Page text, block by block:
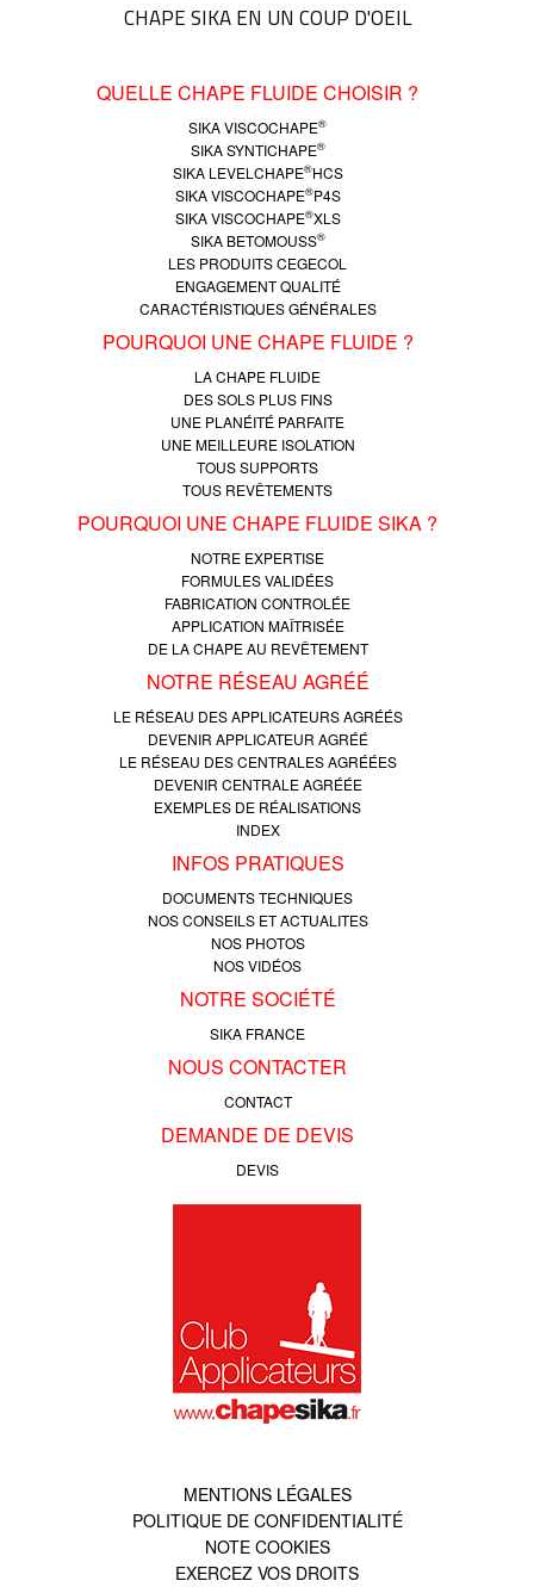
CHAPE SIKA EN UN COUP D'OEIL
QUELLE CHAPE FLUIDE CHOISIR ?
SIKA VISCOCHAPE®
SIKA SYNTICHAPE®
SIKA LEVELCHAPE®HCS
SIKA VISCOCHAPE®P4S
SIKA VISCOCHAPE®XLS
SIKA BETOMOUSS®
LES PRODUITS CEGECOL
ENGAGEMENT QUALITÉ
CARACTÉRISTIQUES GÉNÉRALES
POURQUOI UNE CHAPE FLUIDE ?
LA CHAPE FLUIDE
DES SOLS PLUS FINS
UNE PLANÉITÉ PARFAITE
UNE MEILLEURE ISOLATION
TOUS SUPPORTS
TOUS REVÊTEMENTS
POURQUOI UNE CHAPE FLUIDE SIKA ?
NOTRE EXPERTISE
FORMULES VALIDÉES
FABRICATION CONTROLÉE
APPLICATION MAÎTRISÉE
DE LA CHAPE AU REVÊTEMENT
NOTRE RÉSEAU AGRÉÉ
LE RÉSEAU DES APPLICATEURS AGRÉÉS
DEVENIR APPLICATEUR AGRÉÉ
LE RÉSEAU DES CENTRALES AGRÉÉES
DEVENIR CENTRALE AGRÉÉE
EXEMPLES DE RÉALISATIONS
INDEX
INFOS PRATIQUES
DOCUMENTS TECHNIQUES
NOS CONSEILS ET ACTUALITES
NOS PHOTOS
NOS VIDÉOS
NOTRE SOCIÉTÉ
SIKA FRANCE
NOUS CONTACTER
CONTACT
DEMANDE DE DEVIS
DEVIS
MENTIONS LÉGALES
POLITIQUE DE CONFIDENTIALITÉ
NOTE COOKIES
EXERCEZ VOS DROITS